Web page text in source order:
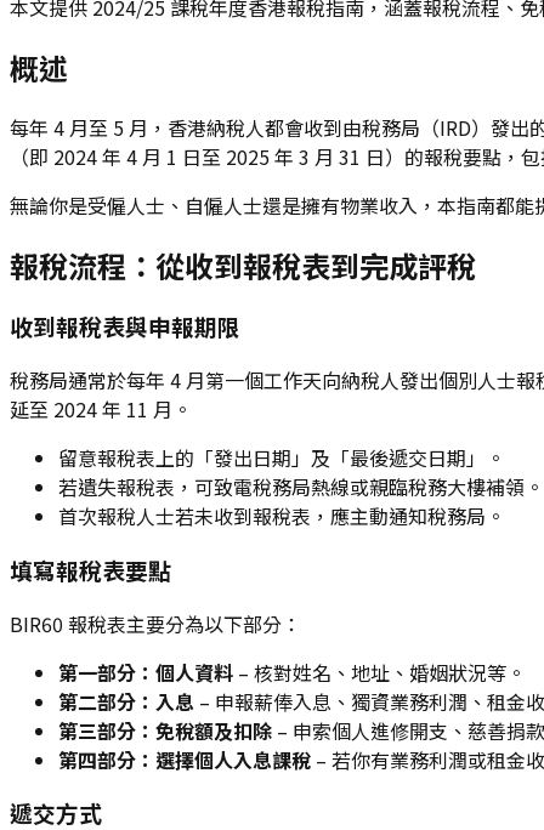
本文提供 2024/25 課稅年度香港報稅指南，涵蓋報稅流程、
概述
每年 4 月至 5 月，香港納稅人都會收到由稅務局（IRD）發
（即 2024 年 4 月 1 日至 2025 年 3 月 31 日）的報稅要點
無論你是受僱人士、自僱人士還是擁有物業收入，本指南都
報稅流程：從收到報稅表到完成評稅
收到報稅表與申報期限
稅務局通常於每年 4 月第一個工作天向納稅人發出個別人士
延至 2024 年 11 月。
留意報稅表上的「發出日期」及「最後遞交日期」。
若遺失報稅表，可致電稅務局熱線或親臨稅務大樓補領。
首次報稅人士若未收到報稅表，應主動通知稅務局。
填寫報稅表要點
BIR60 報稅表主要分為以下部分：
第一部分：個人資料 – 核對姓名、地址、婚姻狀況等。
第二部分：入息 – 申報薪俸入息、獨資業務利潤、租金
第三部分：免稅額及扣除 – 申索個人進修開支、慈善捐
第四部分：選擇個人入息課稅 – 若你有業務利潤或租金
遞交方式